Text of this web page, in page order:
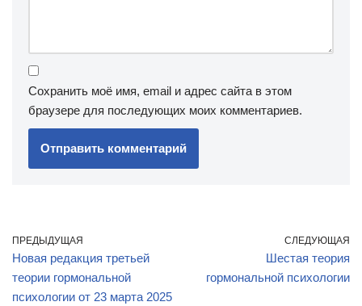
Сохранить моё имя, email и адрес сайта в этом
браузере для последующих моих комментариев.
ПРЕДЫДУЩАЯ
Новая редакция третьей
теории гормональной
психологии от 23 марта 2025
СЛЕДУЮЩАЯ
Шестая теория
гормональной психологии